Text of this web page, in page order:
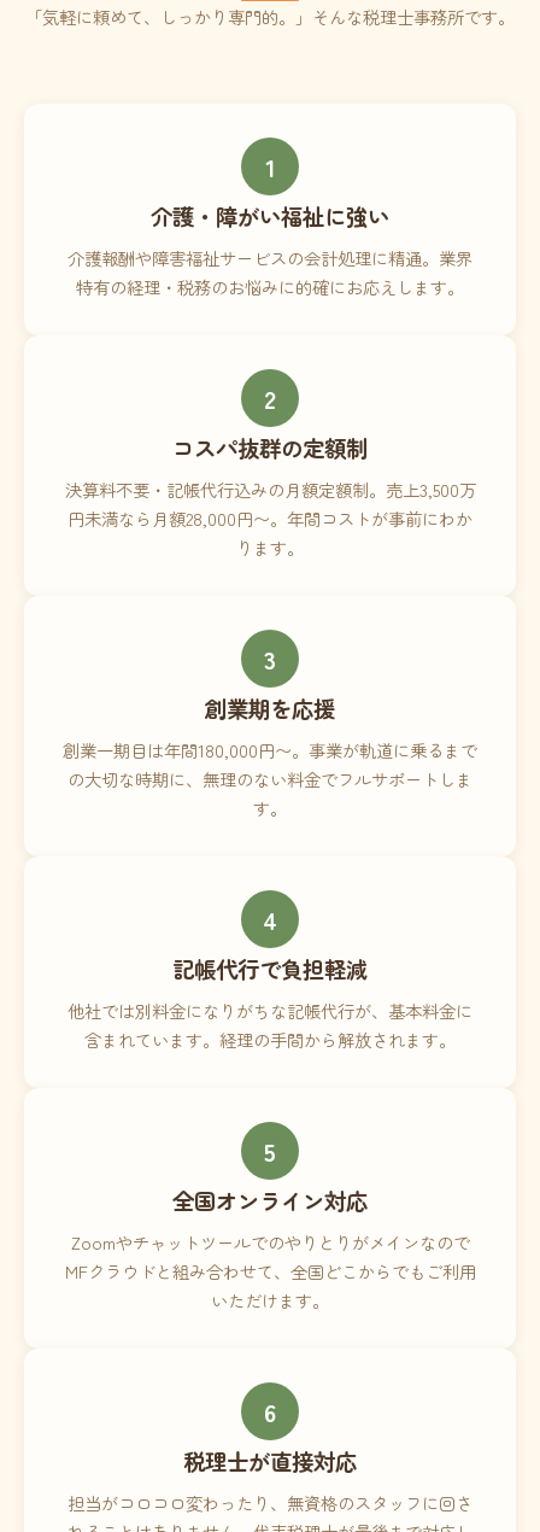
「気軽に頼めて、しっかり専門的。」そんな税理士事務所です。
1
介護・障がい福祉に強い
介護報酬や障害福祉サービスの会計処理に精通。業界
特有の経理・税務のお悩みに的確にお応えします。
2
コスパ抜群の定額制
決算料不要・記帳代行込みの月額定額制。売上3,500万
円未満なら月額28,000円〜。年間コストが事前にわか
ります。
3
創業期を応援
創業一期目は年間180,000円〜。事業が軌道に乗るまで
の大切な時期に、無理のない料金でフルサポートしま
す。
4
記帳代行で負担軽減
他社では別料金になりがちな記帳代行が、基本料金に
含まれています。経理の手間から解放されます。
5
全国オンライン対応
Zoomやチャットツールでのやりとりがメインなので
MFクラウドと組み合わせて、全国どこからでもご利用
いただけます。
6
税理士が直接対応
担当がコロコロ変わったり、無資格のスタッフに回さ